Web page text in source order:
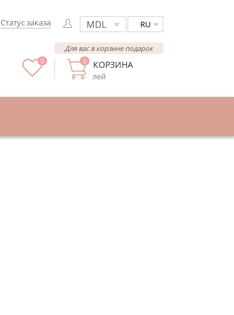
RU
Статус заказа
КОРЗИНА
лей
0
Для вас в корзине подарок
0